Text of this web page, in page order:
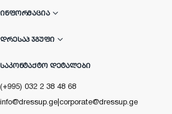
ᲘᲜᲤᲝᲠᲛᲐᲪᲘᲐ
ᲓᲠᲔᲡᲐᲞ ᲯᲒᲣᲤᲘ
ᲡᲐᲙᲝᲜᲢᲐᲥᲢᲝ ᲓᲔᲢᲐᲚᲔᲑᲘ
(+995) 032 2 38 48 68
info@dressup.ge|corporate@dressup.ge